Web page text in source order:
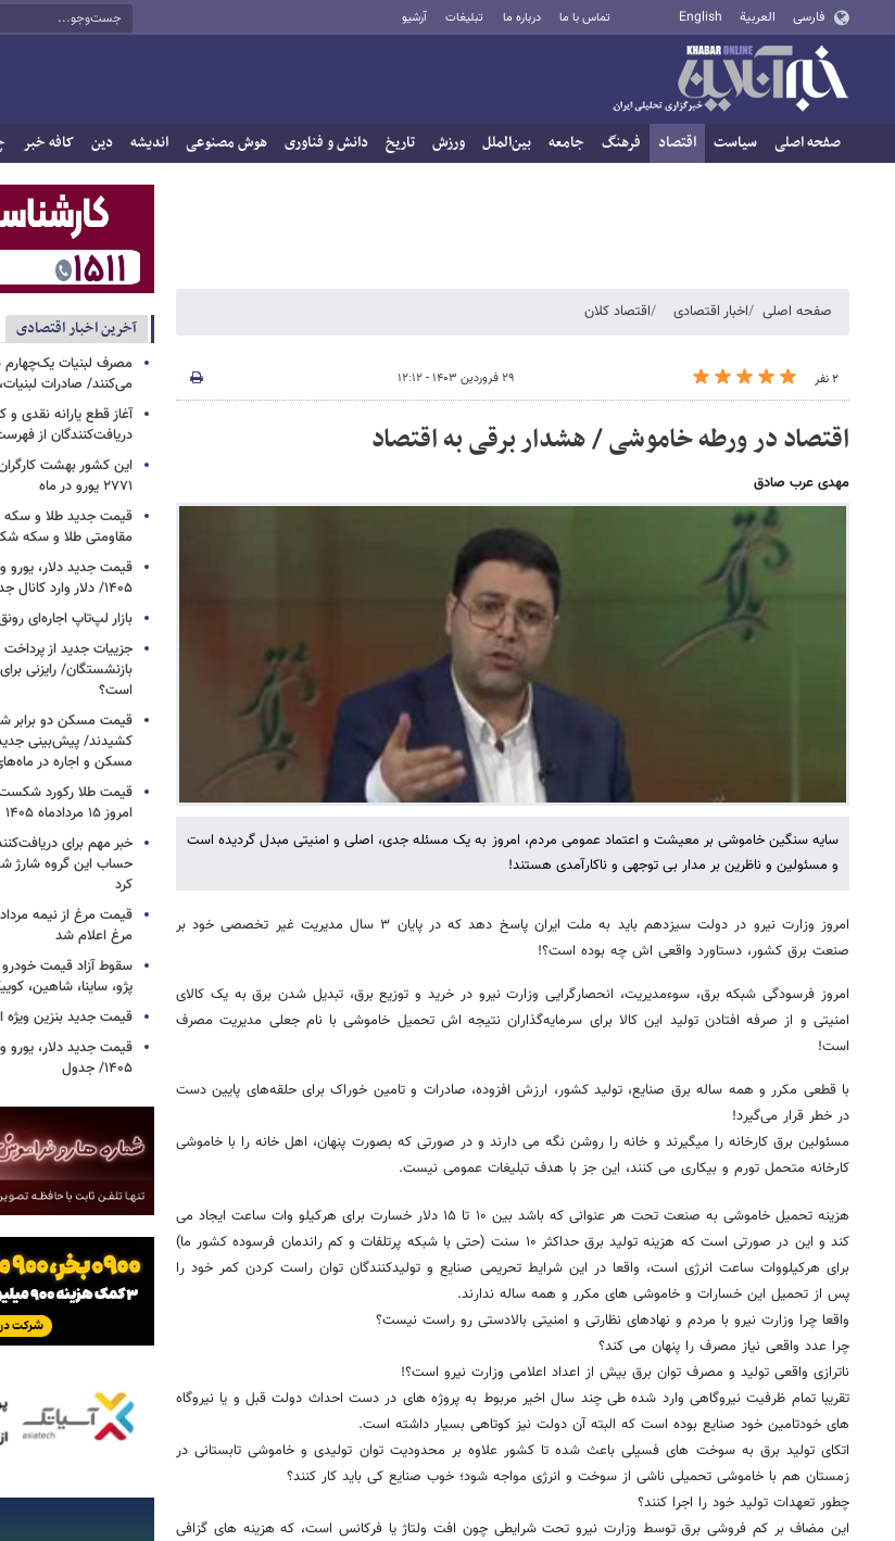
فارسی العربية English تماس با ما درباره ما تبلیغات آرشیو
صفحه اصلی سیاست اقتصاد فرهنگ جامعه بین‌الملل ورزش تاریخ دانش و فناوری هوش مصنوعی اندیشه دین کافه خبر
صفحه اصلی اخبار اقتصادی اقتصاد کلان
۲ نفر ۲۹ فروردین ۱۴۰۳ - ۱۲:۱۲
اقتصاد در ورطه خاموشی / هشدار برقی به اقتصاد
مهدی عرب صادق
سایه سنگین خاموشی بر معیشت و اعتماد عمومی مردم، امروز به یک مسئله جدی، اصلی و امنیتی مبدل گردیده است
و مسئولین و ناظرین بر مدار بی توجهی و ناکارآمدی هستند!
امروز وزارت نیرو در دولت سیزدهم باید به ملت ایران پاسخ دهد که در پایان ۳ سال مدیریت غیر تخصصی خود بر
صنعت برق کشور، دستاورد واقعی اش چه بوده است؟!
امروز فرسودگی شبکه برق، سوءمدیریت، انحصارگرایی وزارت نیرو در خرید و توزیع برق، تبدیل ‌شدن ‎برق به یک کالای
امنیتی و از صرفه افتادن تولید این کالا برای سرمایه‌گذاران نتیجه اش تحمیل خاموشی با نام جعلی مدیریت مصرف
است!
با قطعی مکرر و همه ساله برق صنایع، تولید کشور، ارزش افزوده، صادرات و تامین خوراک برای حلقه‌های پایین دست
در خطر قرار می‌گیرد!
مسئولین برق کارخانه را میگیرند و خانه را روشن نگه می دارند و در صورتی که بصورت پنهان، اهل خانه را با خاموشی
کارخانه متحمل تورم و بیکاری می کنند، این جز با هدف تبلیغات عمومی نیست.
هزینه تحمیل خاموشی به صنعت تحت هر عنوانی که باشد بین ۱۰ تا ۱۵ دلار خسارت برای هرکیلو وات ساعت ایجاد می
کند و این در صورتی است که هزینه تولید برق حداکثر ۱۰ سنت (حتی با شبکه پرتلفات و کم راندمان فرسوده کشور ما)
برای هرکیلووات ساعت انرژی است، واقعا در این شرایط تحریمی صنایع و تولیدکنندگان توان راست کردن کمر خود را
پس از تحمیل این خسارات و خاموشی های مکرر و همه ساله ندارند.
واقعا چرا وزارت نیرو با مردم و نهادهای نظارتی و امنیتی بالادستی رو راست نیست؟
چرا عدد واقعی نیاز مصرف را پنهان می کند؟
ناترازی واقعی تولید و مصرف توان برق بیش از اعداد اعلامی وزارت نیرو است؟!
تقریبا تمام ظرفیت نیروگاهی وارد شده طی چند سال اخیر مربوط به پروژه های در دست احداث دولت قبل و یا نیروگاه
های خودتامین خود صنایع بوده است که البته آن دولت نیز کوتاهی بسیار داشته است.
اتکای تولید برق به سوخت های فسیلی باعث شده تا کشور علاوه بر محدودیت توان تولیدی و خاموشی تابستانی در
زمستان هم با خاموشی تحمیلی ناشی از سوخت و انرژی مواجه شود؛ خوب صنایع کی باید کار کنند؟
چطور تعهدات تولید خود را اجرا کنند؟
این مضاف بر کم فروشی برق توسط وزارت نیرو تحت شرایطی چون افت ولتاژ یا فرکانس است، که هزینه های گزافی
آخرین اخبار اقتصادی
مصرف لبنیات یک‌چهارم
می‌کنند/ صادرات
دریافت‌کنندگان از
این کشور بهشت
۲۷۷۱ یورو در ماه
مقاومتی طلا و سکه
۱۴۰۵/ دلار وارد کانال جدید قیمتی شد + جدول
بازار لپ‌تاپ اجاره‌ای
جزییات جدید از
بازنشستگان/ رایزنی
است؟
قیمت مسکن دو برابر
کشیدند/ پیش‌بینی
مسکن و اجاره‌ در
قیمت طلا رکورد
امروز ۱۵ مردادماه ۱۴۰۵
خبر مهم برای
حساب این گروه شارژ شد/
کرد
قیمت مرغ از نیمه
مرغ اعلام شد
سقوط آزاد قیمت خودرو
پژو، ساینا، شاهین،
قیمت جدید بنزین ویژه
۱۴۰۵/ جدول